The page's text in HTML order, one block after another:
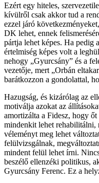
Ezért egy hiteles,
kívülről csak akkor tud a
ezzel járó
DK lehet, ennek
pártja lehet képes. Ha pedig
értelmiség képes volt a
nehogy „Gyurcsány” és a
vezetője, mert „Orbán
barátkozzon a gondolattal,
Hazugság, és kizárólag az
motiválja azokat az
amortizálta a Fidesz, hogy
mindenkit lehet rehabilitálni,
véleményt meg lehet
felülvizsgálnak,
mindent felül lehet írni.
beszélő ellenzéki politikus,
Gyurcsány Ferenc. Ez a